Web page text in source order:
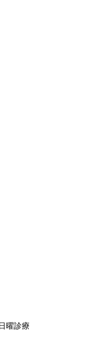
曜診療